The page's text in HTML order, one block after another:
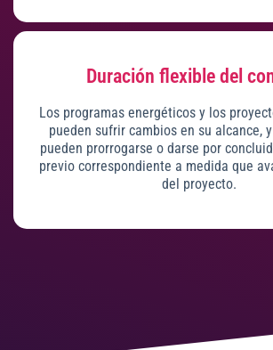
Duración flexible del
Los programas energéticos y los
pueden sufrir cambios en su alcance,
pueden prorrogarse o darse por
previo correspondiente a medida que
del proyecto.